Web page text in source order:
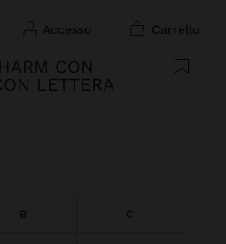
accesso carrello
CON
LETTERA
B C